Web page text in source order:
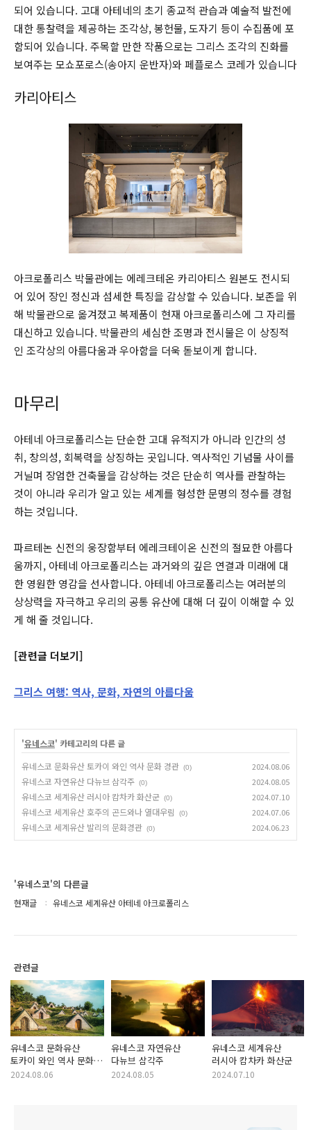
되어 있습니다. 고대 아테네의 초기 종교적 관습과 예술적 발전에
대한 통찰력을 제공하는 조각상, 봉헌물, 도자기 등이 수집품에 포
함되어 있습니다. 주목할 만한 작품으로는 그리스 조각의 진화를
보여주는 모쇼포로스(송아지 운반자)와 페플로스 코레가 있습니다
카리아티스
아크로폴리스 박물관에는 에레크테온 카리아티스 원본도 전시되
어 있어 장인 정신과 섬세한 특징을 감상할 수 있습니다. 보존을 위
해 박물관으로 옮겨졌고 복제품이 현재 아크로폴리스에 그 자리를
대신하고 있습니다. 박물관의 세심한 조명과 전시물은 이 상징적
인 조각상의 아름다움과 우아함을 더욱 돋보이게 합니다.
마무리
아테네 아크로폴리스는 단순한 고대 유적지가 아니라 인간의 성
취, 창의성, 회복력을 상징하는 곳입니다. 역사적인 기념물 사이를
거닐며 장엄한 건축물을 감상하는 것은 단순히 역사를 관찰하는
것이 아니라 우리가 알고 있는 세계를 형성한 문명의 정수를 경험
하는 것입니다.
파르테논 신전의 웅장함부터 에레크테이온 신전의 절묘한 아름다
움까지, 아테네 아크로폴리스는 과거와의 깊은 연결과 미래에 대
한 영원한 영감을 선사합니다. 아테네 아크로폴리스는 여러분의
상상력을 자극하고 우리의 공통 유산에 대해 더 깊이 이해할 수 있
게 해 줄 것입니다.
[관련글 더보기]
그리스 여행: 역사, 문화, 자연의 아름다움
'유네스코' 카테고리의 다른 글
유네스코 문화유산 토카이 와인 역사 문화 경관 (0) 2024.08.06
유네스코 자연유산 다뉴브 삼각주 (0) 2024.08.05
유네스코 세계유산 러시아 캄차카 화산군 (0) 2024.07.10
유네스코 세계유산 호주의 곤드와나 열대우림 (0) 2024.07.06
유네스코 세계유산 발리의 문화경관 (0) 2024.06.23
'유네스코'의 다른글
현재글 유네스코 세계유산 아테네 아크로폴리스
관련글
유네스코 문화유산
토카이 와인 역사 문화
경관
2024.08.06
유네스코 자연유산
다뉴브 삼각주
2024.08.05
유네스코 세계유산
러시아 캄차카 화산군
2024.07.10